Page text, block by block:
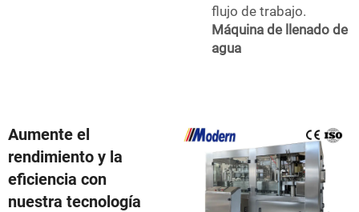
flujo de trabajo.
Máquina de llenado de
agua
Aumente el
rendimiento y la
eficiencia con
nuestra tecnología